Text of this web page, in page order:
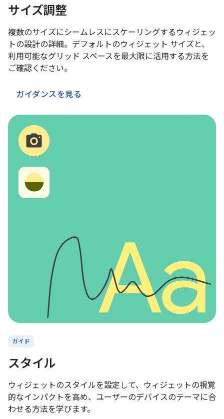
サイズ調整
複数のサイズにシームレスにスケーリングするウィジェッ
トの設計の詳細。デフォルトのウィジェット サイズと、
利用可能なグリッド スペースを最大限に活用する方法を
ご確認ください。
ガイダンスを見る
ガイド
スタイル
ウィジェットのスタイルを設定して、ウィジェットの視覚
的なインパクトを高め、ユーザーのデバイスのテーマに合
わせる方法を学びます。